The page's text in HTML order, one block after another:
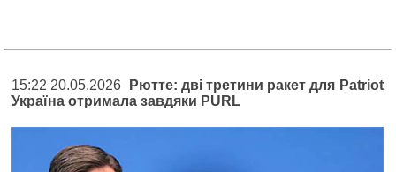
15:22 20.05.2026
Рютте: дві третини ракет для Patriot
Україна отримала завдяки PURL